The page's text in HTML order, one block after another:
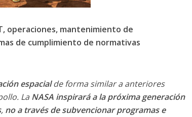
operaciones, mantenimiento de
de cumplimiento de normativas
espacialde forma similar a anteriores
LaNASA inspirará a la próxima generación
, no a través de subvencionar programas e